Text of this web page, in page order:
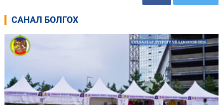
САНАЛ БОЛГОХ